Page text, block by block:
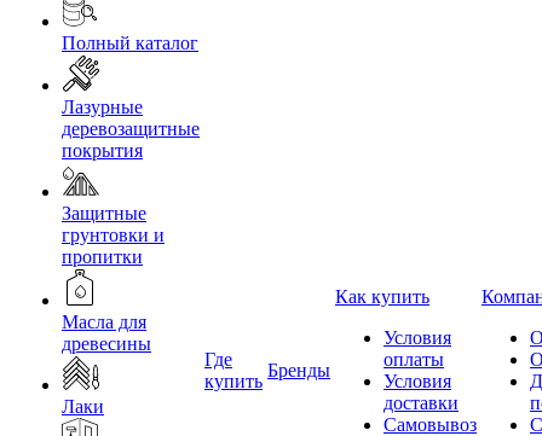
Полный каталог
Лазурные
деревозащитные
покрытия
Защитные
грунтовки и
пропитки
Масла для
древесины
Лаки
Где
купить
Бренды
Как купить
Условия
оплаты
Условия
доставки
Самовывоз